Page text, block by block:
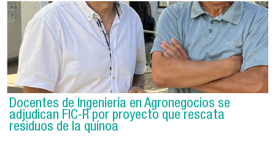
Docentes de Ingeniería en Agronegocios se
adjudican FIC-R por proyecto que rescata
residuos de la quínoa